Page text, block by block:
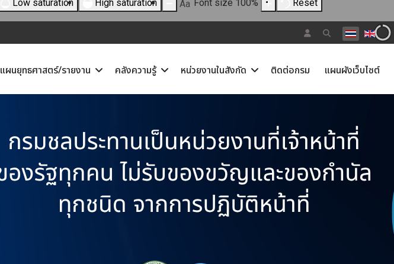
Low saturation High saturation Aa Font size 100% Reset
เลือกภาษาข
แผนยุทธศาสตร์/รายงาน คลังความรู้ หน่วยงานในสังกัด ติดต่อกรม แผนผังเว็บไซต์